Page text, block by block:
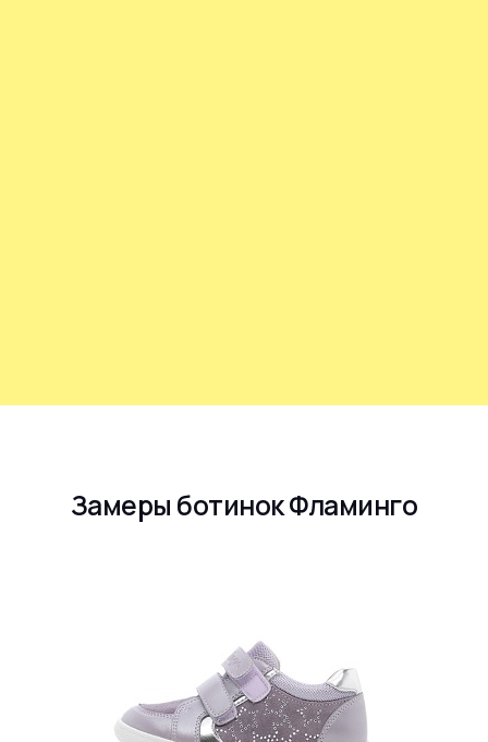
Замеры ботинок Фламинго